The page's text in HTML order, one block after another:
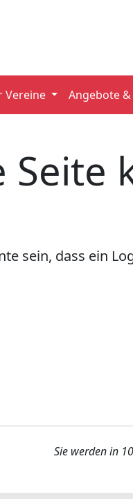
Angebote
sein, dass ein
Sie werden in